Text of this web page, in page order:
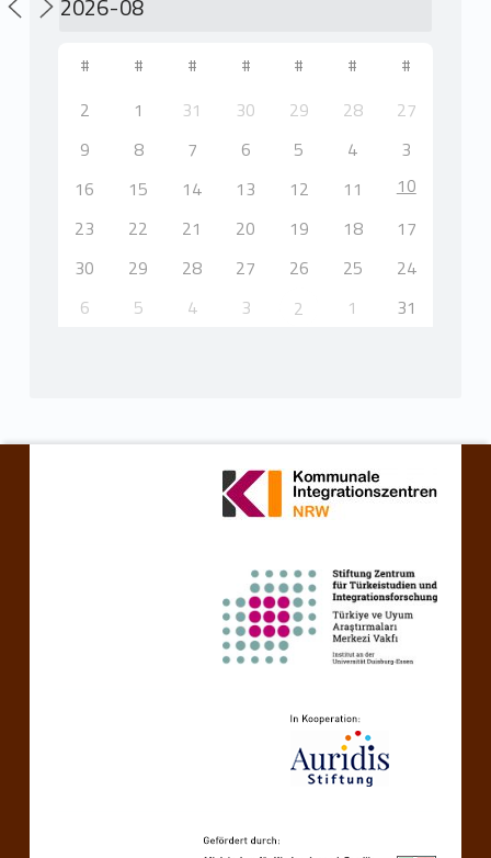
#
#
#
#
#
#
#
27
28
29
30
31
1
2
3
4
5
6
7
8
9
10
11
12
13
14
15
16
17
18
19
20
21
22
23
24
25
26
27
28
29
30
31
1
2
3
4
5
6